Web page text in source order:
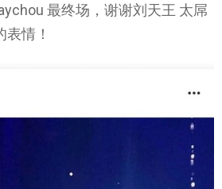
最终场，谢谢刘天王 太屌
情！